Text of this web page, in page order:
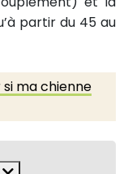
partir du 45 au
ma chienne